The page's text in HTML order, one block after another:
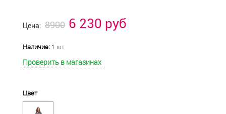
Цена: 8900 6 230 руб
Наличие: 1 шт
Проверить в магазинах
Цвет